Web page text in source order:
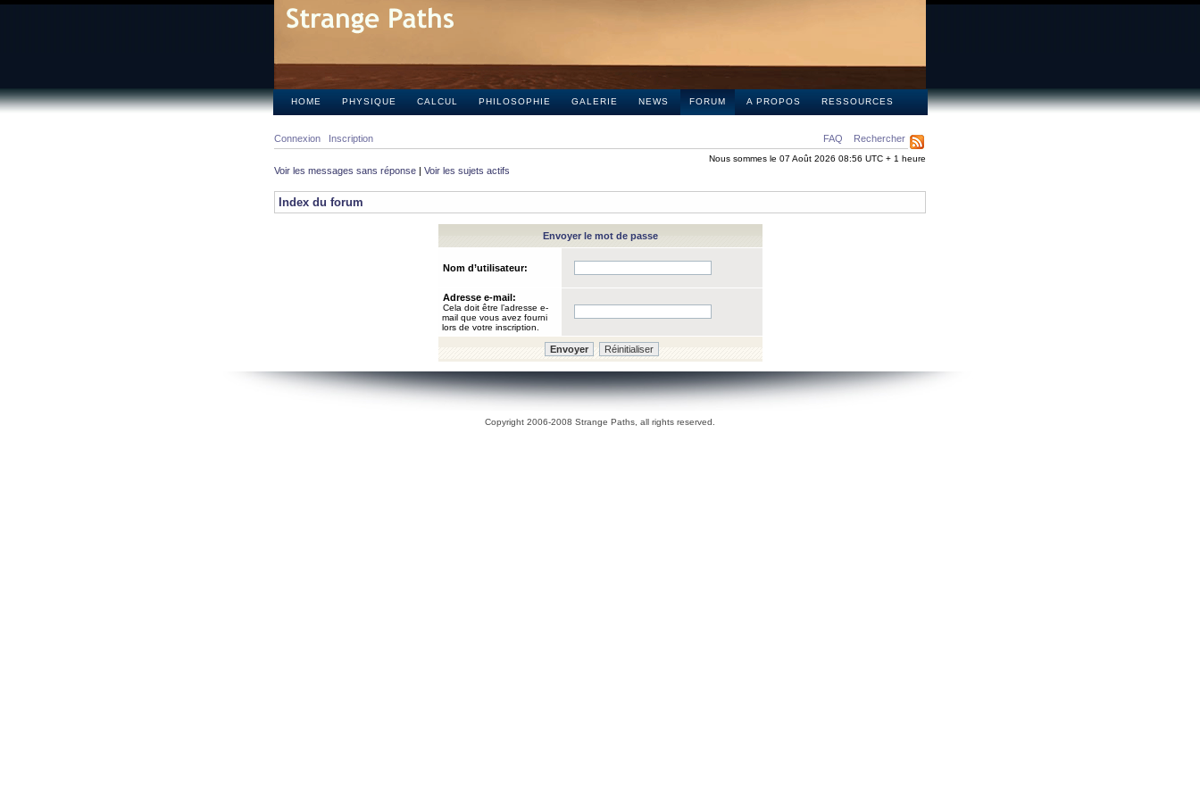
HOME PHYSIQUE CALCUL PHILOSOPHIE GALERIE NEWS FORUM A PROPOS RESSOURCES
FAQ Rechercher
Connexion Inscription
Nous sommes le 07 Août 2026 08:56 UTC + 1 heure
Voir les messages sans réponse | Voir les sujets actifs
Index du forum
Envoyer le mot de passe
Nom d’utilisateur:
Adresse e-mail:
Cela doit être l’adresse e-
mail que vous avez fourni
lors de votre inscription.
Copyright 2006-2008 Strange Paths, all rights reserved.